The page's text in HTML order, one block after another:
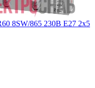
8SW/865 230В E27 2х5